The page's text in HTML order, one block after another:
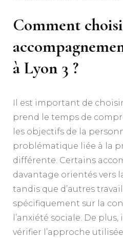
Comment
à Lyon 3 ?
Il est important de
prend le temps de
les objectifs de la
problématique liée à la
différente. Certains
davantage orientés vers
tandis que d’autres
spécifiquement sur la
l’anxiété sociale. De
vérifier l’approche